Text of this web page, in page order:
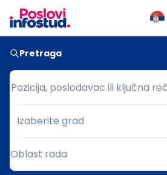
Pretraga
Pozicija, poslodavac ili ključna reč
Pozicija, poslodavac ili ključna reč
Grad
Izaberite grad
Oblast rada